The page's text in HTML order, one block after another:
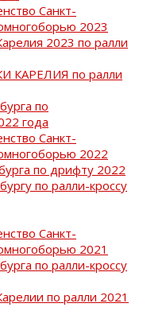
Санкт-
2023
2023 по ралли
КАРЕЛИЯ по ралли
по
года
Санкт-
2022
по дрифту 2022
по ралли-кроссу
Санкт-
2021
по ралли-кроссу
по ралли 2021